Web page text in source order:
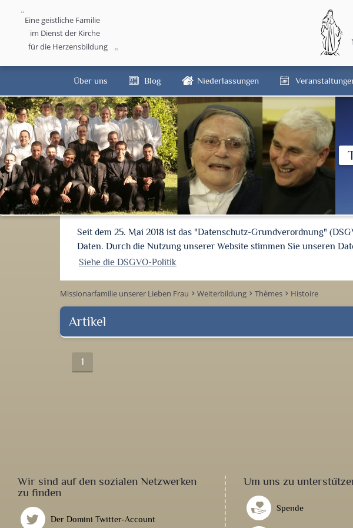
Eine geistliche Familie
im Dienst der Kirche
für die Herzensbildung
Über uns Blog Niederlassungen
Seit dem 25. Mai 2018 ist das "Datenschutz-Grundverordnung"
Daten. Durch die Nutzung unserer Website stimmen Sie unseren
Siehe die DSGVO-Politik
Missionarfamilie unserer Lieben Frau keyboard_arrow_right Weiterbildung keyboard_arrow_right Thèmes keyboard_arrow_right Histoire
Artikel
1
Wir sind auf den sozialen Netzwerken
zu finden
Der Domini Twitter-Account
Um uns zu
Spende